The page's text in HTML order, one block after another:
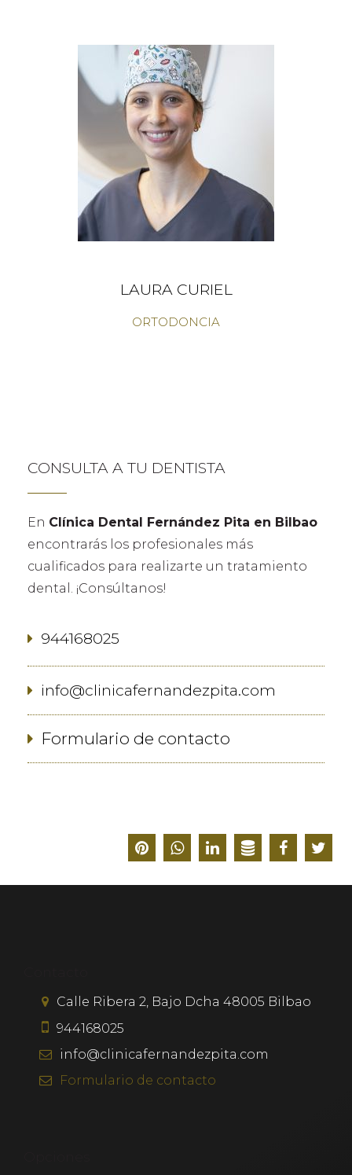
LAURA CURIEL
ORTODONCIA
CONSULTA A TU DENTISTA
En Clínica Dental Fernández Pita en Bilbao
encontrarás los profesionales más
cualificados para realizarte un tratamiento
dental. ¡Consúltanos!
944168025
info@clinicafernandezpita.com
Formulario de contacto
Calle Ribera 2, Bajo Dcha 48005 Bilbao
944168025
info@clinicafernandezpita.com
Formulario de contacto